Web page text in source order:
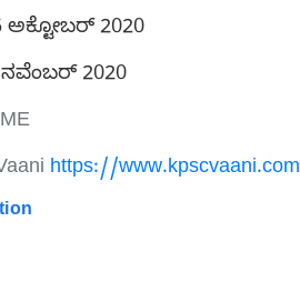
ಅಕ್ಟೋಬರ್ 2020
ನವೆಂಬರ್ 2020
https://www.kpscvaani.com